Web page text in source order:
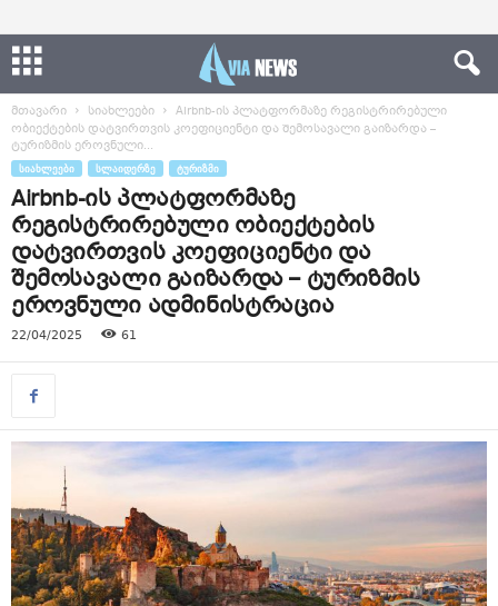
მთავარი სიახლეები
Airbnb-ის პლატფორმაზე რეგისტრირებული
ობიექტების დატვირთვის კოეფიციენტი და შემოსავალი გაიზარდა –
ტურიზმის ეროვნული...
ᲡᲘᲐᲮᲚᲔᲔᲑᲘ ᲡᲚᲐᲘᲓᲔᲠᲖᲔ ᲢᲣᲠᲘᲖᲛᲘ
Airbnb-ის პლატფორმაზე
რეგისტრირებული ობიექტების
დატვირთვის კოეფიციენტი და
შემოსავალი გაიზარდა – ტურიზმის
ეროვნული ადმინისტრაცია
22/04/2025 61